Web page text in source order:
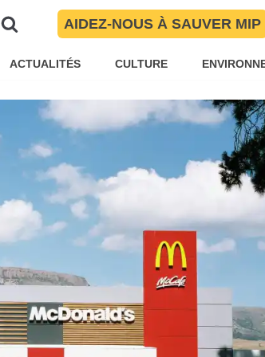
AIDEZ-NOUS À SAUVER MIP
ACTUALITÉS CULTURE
ils ont parlé de
Orientales